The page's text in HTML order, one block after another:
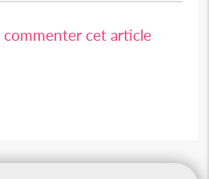
commenter cet article